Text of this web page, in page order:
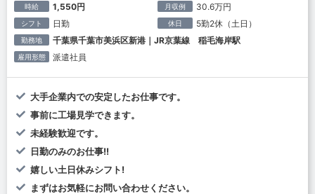
時給 1,550円 月収例 30.6万円
シフト 日勤 休日 5勤2休（土日）
勤務地 千葉県千葉市美浜区新港｜JR京葉線 稲毛海岸駅
雇用形態 派遣社員
大手企業内での安定したお仕事です。
事前に工場見学できます。
未経験歓迎です。
日勤のみのお仕事!!
嬉しい土日休みシフト!
まずはお気軽にお問い合わせください。